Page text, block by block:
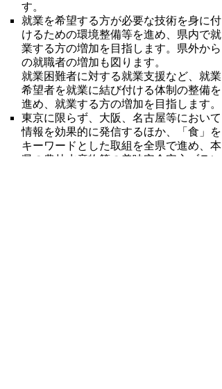
す。
就業を希望する方が必要な技術を身に付
けるための環境整備等を進め、県内で就
業する方の増加を目指します。県外から
の就職者の増加も図ります。
就業困難者に対する就業支援など、就業
希望者を就業に結び付ける体制の整備を
進め、就業する方の増加を目指します。
東京に限らず、大阪、名古屋等において
情報を効果的に発信するほか、「食」を
キーワードとした取組を全県で進め、本
県の農林水産物等の美味安全安心ブラン